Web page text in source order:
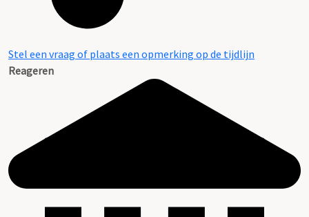
Stel een vraag of plaats een opmerking op de tijdlijn
Reageren